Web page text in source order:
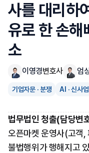
사를 대리하
유로 한 손해
소
이영경변호사 엄
기업자문 · 분쟁 AI · 신사업
법무법인 청출(담당변
오픈마켓 운영사(고객,
불법행위가 행해지고